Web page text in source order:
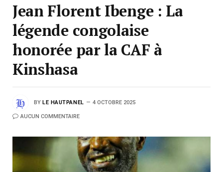
Jean Florent Ibenge : La
légende congolaise
honorée par la CAF à
Kinshasa
BY LE HAUTPANEL 4 OCTOBRE 2025
AUCUN COMMENTAIRE